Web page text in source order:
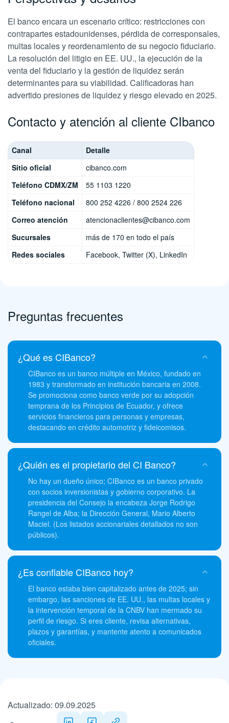
El banco encara un escenario crítico: restricciones con
contrapartes estadounidenses, pérdida de corresponsales,
multas locales y reordenamiento de su negocio fiduciario.
La resolución del litigio en EE. UU., la ejecución de la
venta del fiduciario y la gestión de liquidez serán
determinantes para su viabilidad. Calificadoras han
advertido presiones de liquidez y riesgo elevado en 2025.
Contacto y atención al cliente CIbanco
Canal
Detalle
Sitio oficial
cibanco.com
Teléfono CDMX/ZM
55 1103 1220
Teléfono nacional
800 252 4226 / 800 2524 226
Correo atención
atencionaclientes@cibanco.com
Sucursales
más de 170 en todo el país
Redes sociales
Facebook, Twitter (X), LinkedIn
Preguntas frecuentes
¿Qué es CIBanco?
CIBanco es un banco múltiple en México, fundado en
1983 y transformado en institución bancaria en 2008.
Se promociona como banco verde por su adopción
temprana de los Principios de Ecuador, y ofrece
servicios financieros para personas y empresas,
destacando en crédito automotriz y fideicomisos.
¿Quién es el propietario del CI Banco?
No hay un dueño único; CIBanco es un banco privado
con socios inversionistas y gobierno corporativo. La
presidencia del Consejo la encabeza Jorge Rodrigo
Rangel de Alba; la Dirección General, Mario Alberto
Maciel. (Los listados accionariales detallados no son
públicos).
¿Es confiable CIBanco hoy?
El banco estaba bien capitalizado antes de 2025; sin
embargo, las sanciones de EE. UU., las multas locales y
la intervención temporal de la CNBV han mermado su
perfil de riesgo. Si eres cliente, revisa alternativas,
plazos y garantías, y mantente atento a comunicados
oficiales.
Actualizado: 09.09.2025